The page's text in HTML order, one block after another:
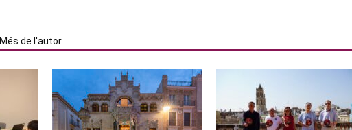
Més de l'autor